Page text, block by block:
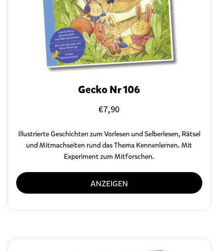
Gecko Nr 106
€7,90
Illustrierte Geschichten zum Vorlesen und Selberlesen, Rätsel
und Mitmachseiten rund das Thema Kennenlernen. Mit
Experiment zum Mitforschen.
ANZEIGEN